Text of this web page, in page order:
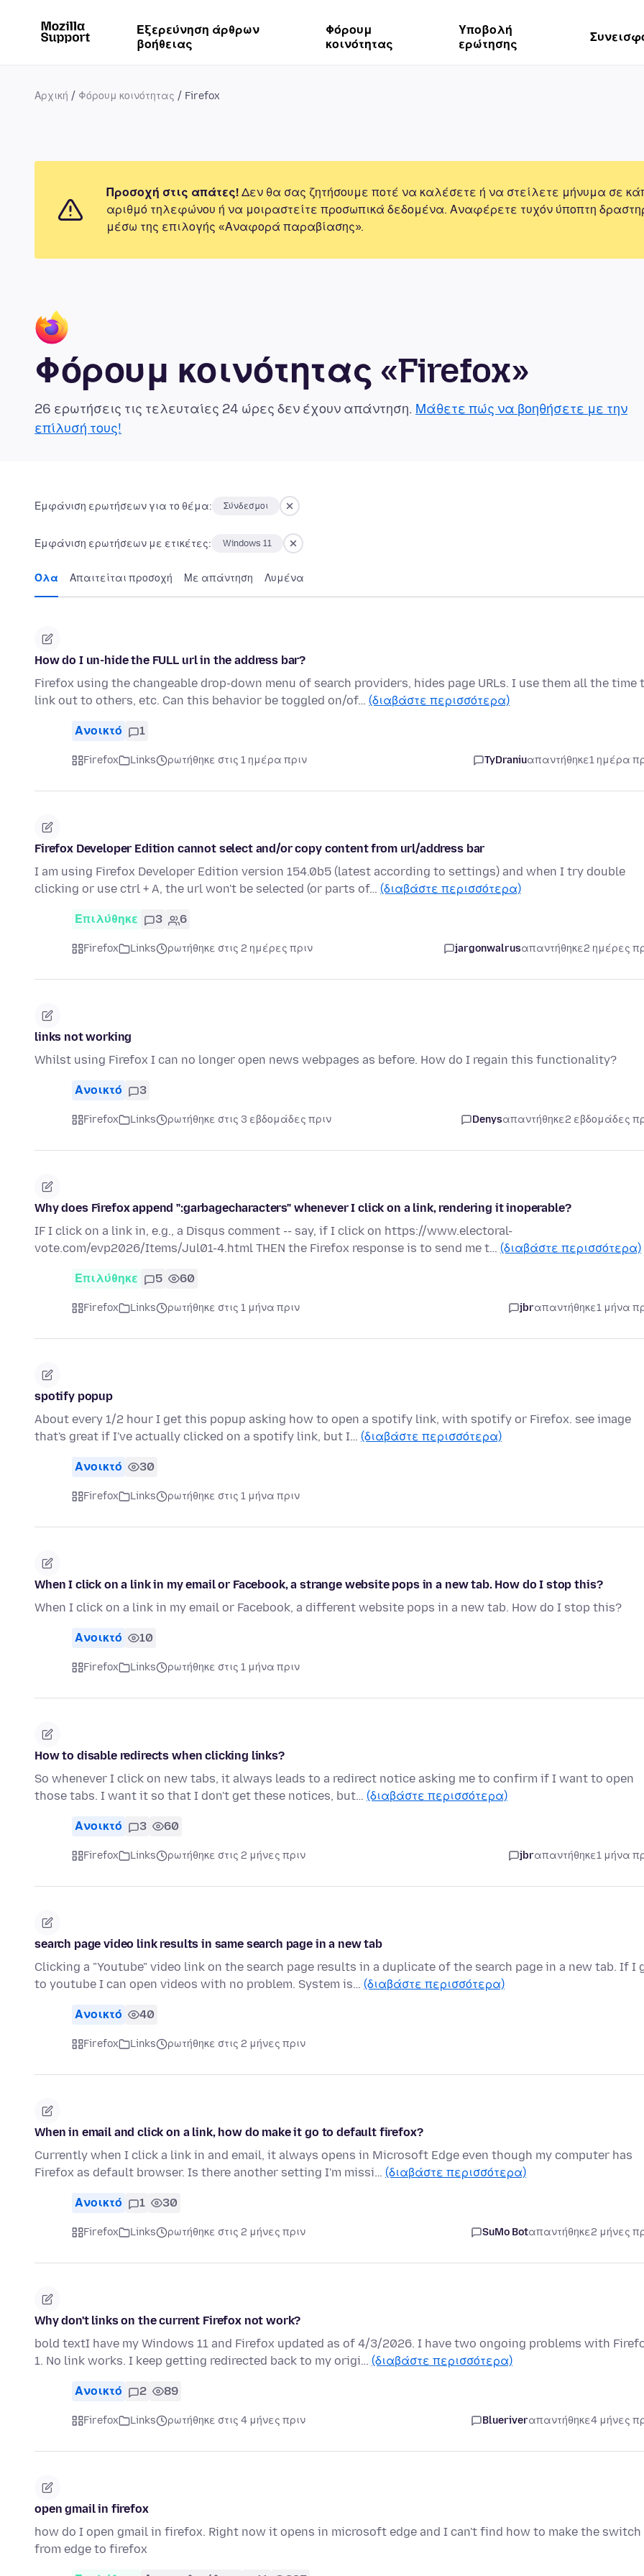
Εξερεύνηση άρθρων
βοήθειας
Φόρουμ
κοινότητας
Υποβολή
ερώτησης
Αρχική Φόρουμ κοινότητας Firefox
Προσοχή στις απάτες! Δεν θα σας ζητήσουμε ποτέ να καλέσετε ή να στείλετε μήνυμα σε
αριθμό τηλεφώνου ή να μοιραστείτε προσωπικά δεδομένα. Αναφέρετε τυχόν ύποπτη
μέσω της επιλογής «Αναφορά παραβίασης».
Φόρουμ κοινότητας «Firefox»
26 ερωτήσεις τις τελευταίες 24 ώρες δεν έχουν απάντηση. Μάθετε πώς να βοηθήσετε με την
επίλυσή τους!
Εμφάνιση ερωτήσεων για το θέμα: Σύνδεσμοι
Εμφάνιση ερωτήσεων με ετικέτες: Windows 11
Όλα Απαιτείται προσοχή Με απάντηση Λυμένα
How do I un-hide the FULL url in the address bar?
Firefox using the changeable drop-down menu of search providers, hides page URLs. I use them all the time
link out to others, etc. Can this behavior be toggled on/of… (διαβάστε περισσότερα)
Ανοικτό 1
Firefox Links ρωτήθηκε στις 1 ημέρα πριν TyDraniuαπαντήθηκε1 ημέρα
Firefox Developer Edition cannot select and/or copy content from url/address bar
I am using Firefox Developer Edition version 154.0b5 (latest according to settings) and when I try double
clicking or use ctrl + A, the url won't be selected (or parts of… (διαβάστε περισσότερα)
Επιλύθηκε 3 6
Firefox Links ρωτήθηκε στις 2 ημέρες πριν jargonwalrusαπαντήθηκε2 ημέρες
links not working
Whilst using Firefox I can no longer open news webpages as before. How do I regain this functionality?
Ανοικτό 3
Firefox Links ρωτήθηκε στις 3 εβδομάδες πριν Denysαπαντήθηκε2 εβδομάδες
Why does Firefox append ":garbagecharacters" whenever I click on a link, rendering it inoperable?
IF I click on a link in, e.g., a Disqus comment -- say, if I click on https://www.electoral-
vote.com/evp2026/Items/Jul01-4.html THEN the Firefox response is to send me t… (διαβάστε περισσότερα)
Επιλύθηκε 5 60
Firefox Links ρωτήθηκε στις 1 μήνα πριν jbrαπαντήθηκε1 μήνα
spotify popup
About every 1/2 hour I get this popup asking how to open a spotify link, with spotify or Firefox. see image
that's great if I've actually clicked on a spotify link, but I… (διαβάστε περισσότερα)
Ανοικτό 30
Firefox Links ρωτήθηκε στις 1 μήνα πριν
When I click on a link in my email or Facebook, a strange website pops in a new tab. How do I stop this?
When I click on a link in my email or Facebook, a different website pops in a new tab. How do I stop this?
Ανοικτό 10
Firefox Links ρωτήθηκε στις 1 μήνα πριν
How to disable redirects when clicking links?
So whenever I click on new tabs, it always leads to a redirect notice asking me to confirm if I want to open
those tabs. I want it so that I don't get these notices, but… (διαβάστε περισσότερα)
Ανοικτό 3 60
Firefox Links ρωτήθηκε στις 2 μήνες πριν jbrαπαντήθηκε1 μήνα
search page video link results in same search page in a new tab
Clicking a "Youtube" video link on the search page results in a duplicate of the search page in a new tab. If I
to youtube I can open videos with no problem. System is… (διαβάστε περισσότερα)
Ανοικτό 40
Firefox Links ρωτήθηκε στις 2 μήνες πριν
When in email and click on a link, how do make it go to default firefox?
Currently when I click a link in and email, it always opens in Microsoft Edge even though my computer has
Firefox as default browser. Is there another setting I'm missi… (διαβάστε περισσότερα)
Ανοικτό 1 30
Firefox Links ρωτήθηκε στις 2 μήνες πριν SuMo Botαπαντήθηκε2 μήνες
Why don't links on the current Firefox not work?
bold textI have my Windows 11 and Firefox updated as of 4/3/2026. I have two ongoing problems with
1. No link works. I keep getting redirected back to my origi… (διαβάστε περισσότερα)
Ανοικτό 2 89
Firefox Links ρωτήθηκε στις 4 μήνες πριν Blueriverαπαντήθηκε4 μήνες
open gmail in firefox
how do I open gmail in firefox. Right now it opens in microsoft edge and I can't find how to make the switch
from edge to firefox